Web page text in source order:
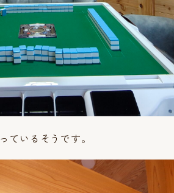
ているそうです。